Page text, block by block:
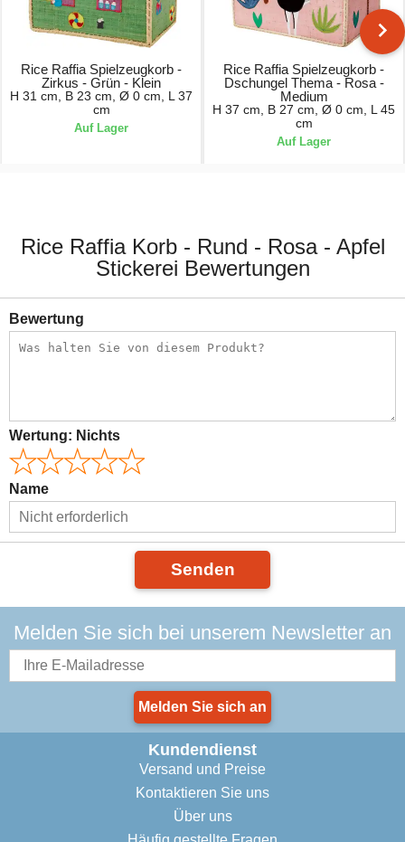
Rice Raffia Spielzeugkorb -
Zirkus - Grün - Klein
H 31 cm, B 23 cm, Ø 0 cm, L 37
cm
Auf Lager
Rice Raffia Spielzeugkorb -
Dschungel Thema - Rosa -
Medium
H 37 cm, B 27 cm, Ø 0 cm, L 45
cm
Auf Lager
Rice Raffia Korb - Rund - Rosa - Apfel
Stickerei Bewertungen
Bewertung
Wertung: Nichts
Name
Senden
Melden Sie sich bei unserem Newsletter an
Melden Sie sich an
Kundendienst
Versand und Preise
Kontaktieren Sie uns
Über uns